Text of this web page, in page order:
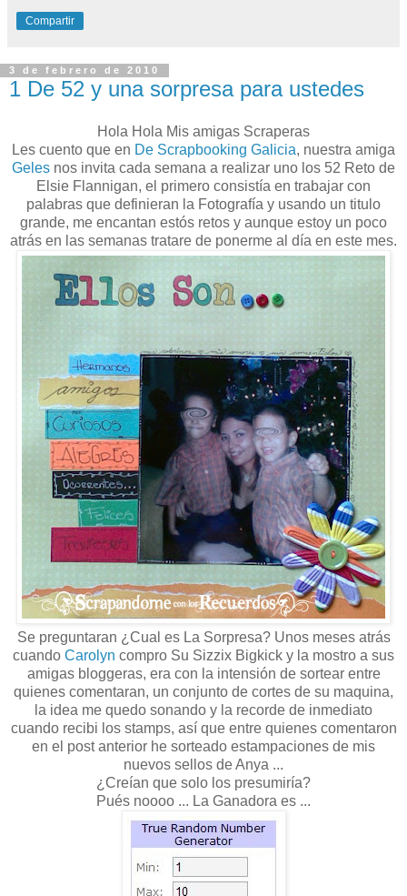
Compartir
3 de febrero de 2010
1 De 52 y una sorpresa para ustedes
Hola Hola Mis amigas Scraperas
Les cuento que en De Scrapbooking Galicia, nuestra amiga
Geles nos invita cada semana a realizar uno los 52 Reto de
Elsie Flannigan, el primero consistía en trabajar con
palabras que definieran la Fotografía y usando un titulo
grande, me encantan estós retos y aunque estoy un poco
atrás en las semanas tratare de ponerme al día en este mes.
Se preguntaran ¿Cual es La Sorpresa? Unos meses atrás
cuando Carolyn compro Su Sizzix Bigkick y la mostro a sus
amigas bloggeras, era con la intensión de sortear entre
quienes comentaran, un conjunto de cortes de su maquina,
la idea me quedo sonando y la recorde de inmediato
cuando recibi los stamps, así que entre quienes comentaron
en el post anterior he sorteado estampaciones de mis
nuevos sellos de Anya ...
¿Creían que solo los presumiría?
Pués noooo ... La Ganadora es ...